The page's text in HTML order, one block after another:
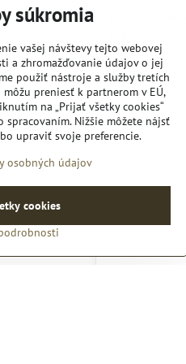
K 244 -
K 244 - dámska
S K 244 -
M K 244 -
L K
K 244 - dámska
k-244_black
K 244 -
k-244_dark-
K 244 -
k-
Dodanie 7-10
12,45 €
15,31 € s DPH
súkromia
vašej návštevy tejto webovej
a zhromažďovanie údajov o jej
použiť nástroje a služby tretích
preniesť k partnerom v EÚ,
na „Prijať všetky cookies“
Nižšie môžete nájsť
upraviť svoje preferencie.
osobných údajov
cookies